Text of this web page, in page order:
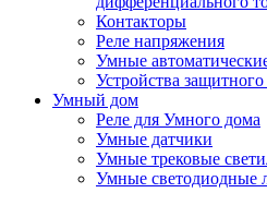
Контакторы
Реле напряжения
Умные
Устройства
Умный дом
Реле для Умного дома
Умные датчики
Умные трековые
Умные светодиодные